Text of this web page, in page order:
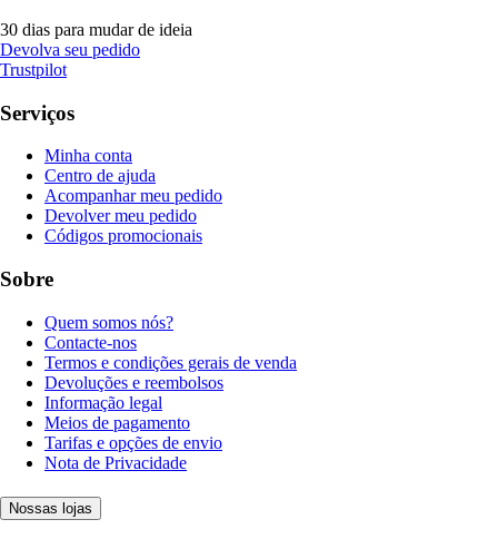
30 dias para mudar de ideia
Devolva seu pedido
Trustpilot
Serviços
Minha conta
Centro de ajuda
Acompanhar meu pedido
Devolver meu pedido
Códigos promocionais
Sobre
Quem somos nós?
Contacte-nos
Termos e condições gerais de venda
Devoluções e reembolsos
Informação legal
Meios de pagamento
Tarifas e opções de envio
Nota de Privacidade
Nossas lojas